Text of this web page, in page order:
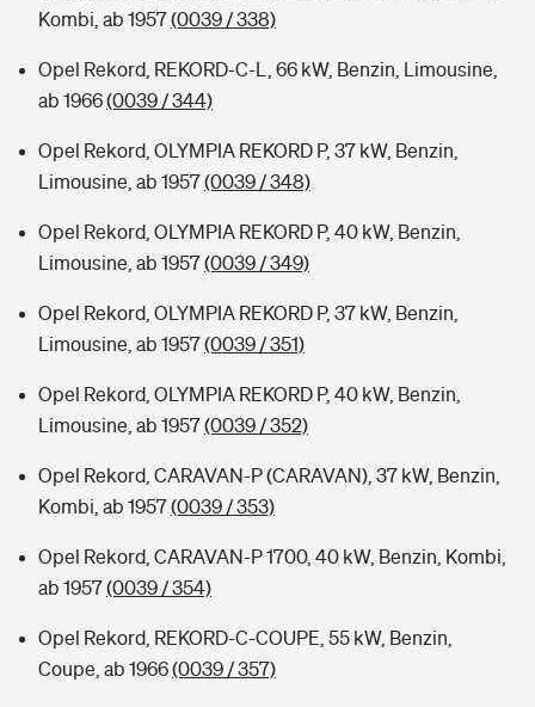
Kombi, ab 1957(0039 / 338)
Opel Rekord, REKORD-C-L, 66 kW, Benzin, Limousine,
ab 1966(0039 / 344)
Opel Rekord, OLYMPIA REKORD P, 37 kW, Benzin,
Limousine, ab 1957(0039 / 348)
Opel Rekord, OLYMPIA REKORD P, 40 kW, Benzin,
Limousine, ab 1957(0039 / 349)
Opel Rekord, OLYMPIA REKORD P, 37 kW, Benzin,
Limousine, ab 1957(0039 / 351)
Opel Rekord, OLYMPIA REKORD P, 40 kW, Benzin,
Limousine, ab 1957(0039 / 352)
Opel Rekord, CARAVAN-P (CARAVAN), 37 kW, Benzin,
Kombi, ab 1957(0039 / 353)
Opel Rekord, CARAVAN-P 1700, 40 kW, Benzin, Kombi,
ab 1957(0039 / 354)
Opel Rekord, REKORD-C-COUPE, 55 kW, Benzin,
Coupe, ab 1966(0039 / 357)